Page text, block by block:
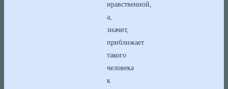
нравственной,
а,
значит,
приближает
такого
человека
к